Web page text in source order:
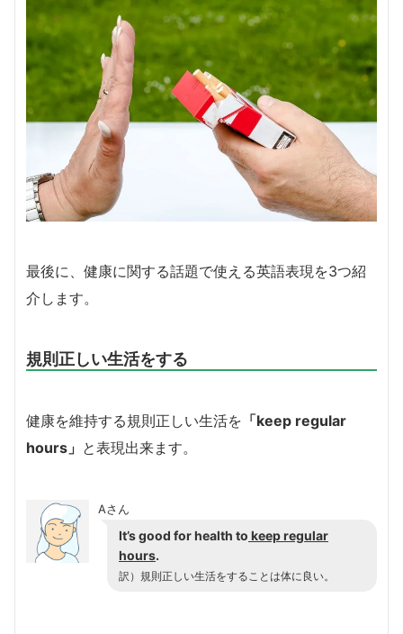
最後に、健康に関する話題で使える英語表現を3つ紹
介します。
規則正しい生活をする
健康を維持する規則正しい生活を 「keep regular
hours」 と表現出来ます。
Aさん
It’s good for health to keep regular
hours.
訳）規則正しい生活をすることは体に良い。